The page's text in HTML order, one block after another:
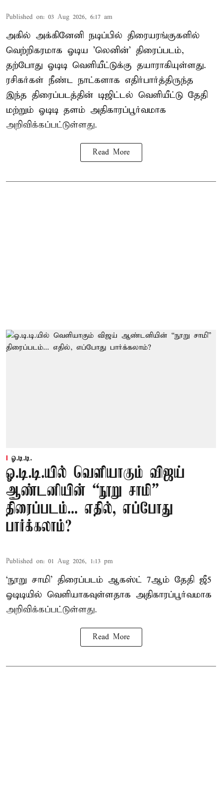
Published on: 03 Aug 2026, 6:17 am
அகில் அக்கினேனி நடிப்பில் திரையரங்குகளில்
வெற்றிகரமாக ஓடிய 'லெனின்' திரைப்படம்,
தற்போது ஓடிடி வெளியீட்டுக்கு தயாராகியுள்ளது.
ரசிகர்கள் நீண்ட நாட்களாக எதிர்பார்த்திருந்த
இந்த திரைப்படத்தின் டிஜிட்டல் வெளியீட்டு தேதி
மற்றும் ஓடிடி தளம் அதிகாரப்பூர்வமாக
அறிவிக்கப்பட்டுள்ளது.
Read More
ஓ.டி.டி.
ஓ.டி.டி.யில் வெளியாகும் விஜய்
ஆண்டனியின் “நூறு சாமி”
திரைப்படம்... எதில், எப்போது
பார்க்கலாம்?
Published on: 01 Aug 2026, 1:13 pm
‘நூறு சாமி’ திரைப்படம் ஆகஸ்ட் 7ஆம் தேதி ஜீ5
ஓடிடியில் வெளியாகவுள்ளதாக அதிகாரப்பூர்வமாக
அறிவிக்கப்பட்டுள்ளது.
Read More